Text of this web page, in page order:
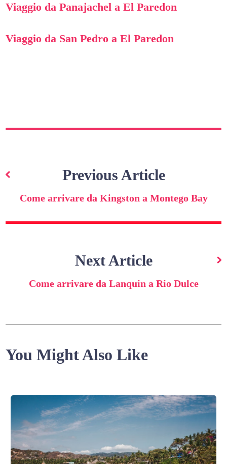
Viaggio da Panajachel a El Paredon
Viaggio da San Pedro a El Paredon
articoli
Previous Article
Come arrivare da Kingston a Montego Bay
Next Article
Come arrivare da Lanquin a Rio Dulce
You Might Also Like